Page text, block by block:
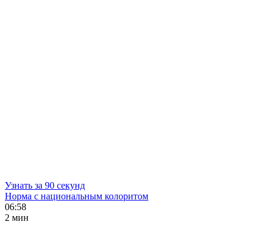
Узнать за 90 секунд
Норма с национальным колоритом
06:58
2 мин